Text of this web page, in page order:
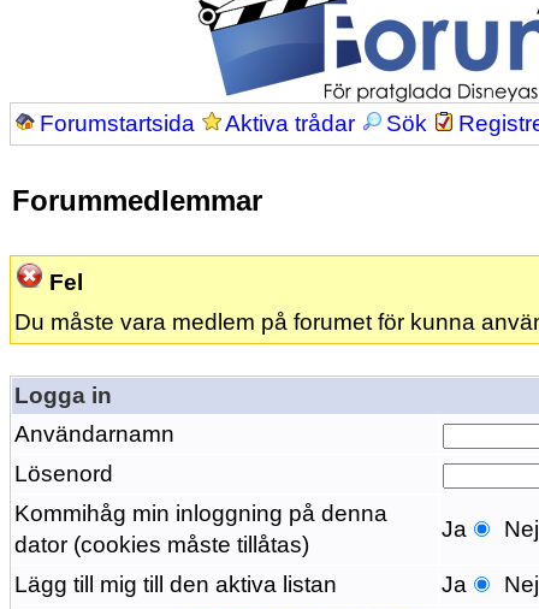
Forumstartsida Aktiva trådar Sök
Forummedlemmar
Fel
Du måste vara medlem på forumet för kunna
Logga in
Användarnamn
Lösenord
Kommihåg min inloggning på denna
dator (cookies måste tillåtas)
Ja Nej
Lägg till mig till den aktiva listan Ja
Nej